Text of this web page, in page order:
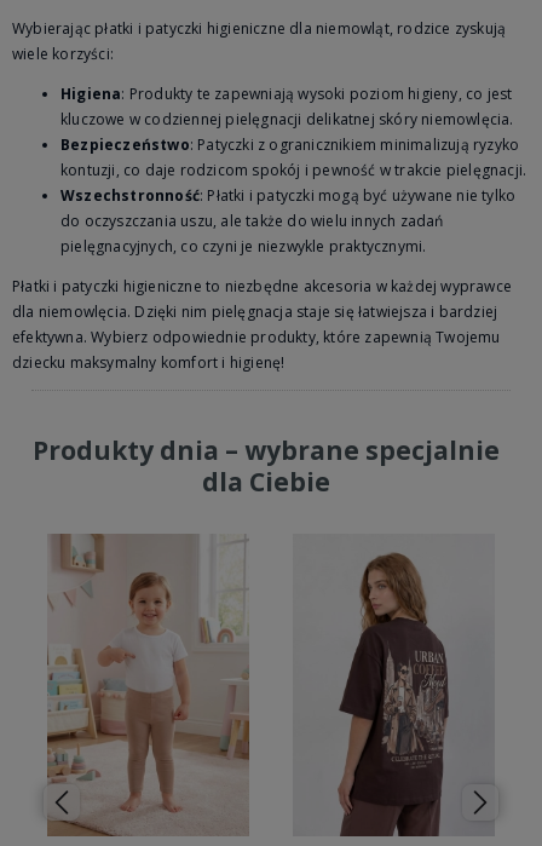
Wybierając płatki i patyczki higieniczne dla niemowląt, rodzice zyskują
wiele korzyści:
Higiena: Produkty te zapewniają wysoki poziom higieny, co jest
kluczowe w codziennej pielęgnacji delikatnej skóry niemowlęcia.
Bezpieczeństwo: Patyczki z ogranicznikiem minimalizują ryzyko
kontuzji, co daje rodzicom spokój i pewność w trakcie pielęgnacji.
Wszechstronność: Płatki i patyczki mogą być używane nie tylko
do oczyszczania uszu, ale także do wielu innych zadań
pielęgnacyjnych, co czyni je niezwykle praktycznymi.
Płatki i patyczki higieniczne to niezbędne akcesoria w każdej wyprawce
dla niemowlęcia. Dzięki nim pielęgnacja staje się łatwiejsza i bardziej
efektywna. Wybierz odpowiednie produkty, które zapewnią Twojemu
dziecku maksymalny komfort i higienę!
Produkty dnia – wybrane specjalnie
dla Ciebie